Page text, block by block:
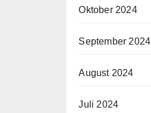
Oktober 2024
September 2024
August 2024
Juli 2024